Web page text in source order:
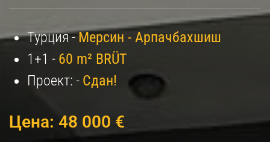
Турция -Мерсин - Арпачбахшиш
1+1 - 60 m² BRÜT
Проект: - Сдан!
Цена: 48 000 €